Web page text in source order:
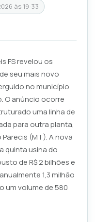
às 19:33
FS revelou os
seu mais novo
no município
O anúncio ocorre
uma linha de
para outra planta,
(MT). A nova
quinta usina do
de R$ 2 bilhões e
1,3 milhão
um volume de 580